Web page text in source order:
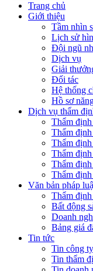
Trang chủ
Giới thiệu
Tầm nhìn
Lịch sử
Đội ngũ
Dịch vụ
Giải
Đối tác
Hệ thống
Hồ sơ
Dịch vụ thẩm
Thẩm định
Thẩm
Thẩm
Thẩm
Thẩm
Thẩm
Văn bản pháp
Thẩm định
Bất động
Doanh
Bảng giá
Tin tức
Tin công ty
Tin thẩm